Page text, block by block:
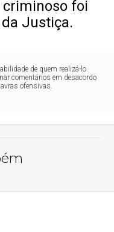
criminoso foi
Justiça.
de quem realizá-lo.
comentários em desacordo
ofensivas.